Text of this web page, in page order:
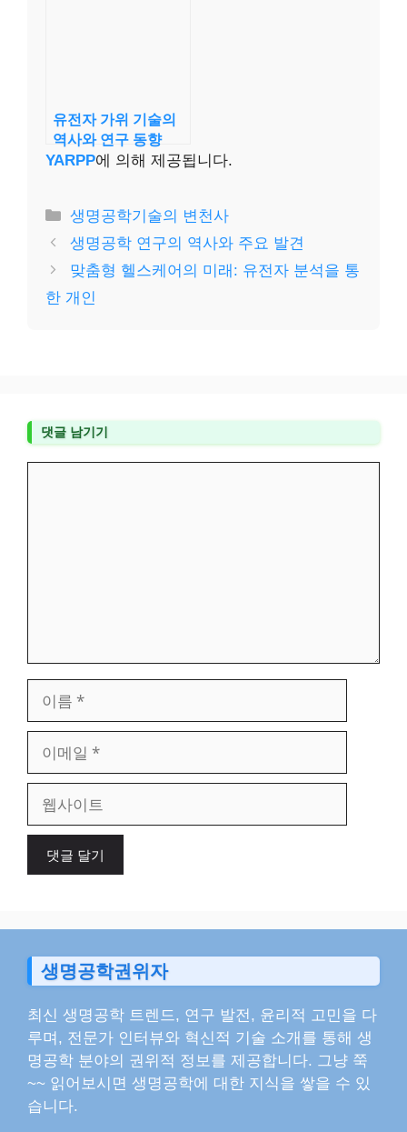
유전자 가위 기술의
역사와 연구 동향
YARPP에 의해 제공됩니다.
카
테
리
생명공학기술의 변천사
생명공학 연구의 역사와 주요 발견
맞춤형 헬스케어의 미래: 유전자 분석을 통
한 개인
댓글 남기기
일
이
생명공학권위자
최신 생명공학 트렌드, 연구 발전, 윤리적 고민을 다
루며, 전문가 인터뷰와 혁신적 기술 소개를 통해 생
명공학 분야의 권위적 정보를 제공합니다. 그냥 쭉
~~ 읽어보시면 생명공학에 대한 지식을 쌓을 수 있
습니다.